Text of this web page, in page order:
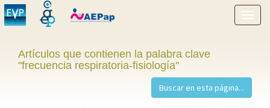
menú
Artículos que contienen la palabra clave
"frecuencia respiratoria-fisiología"